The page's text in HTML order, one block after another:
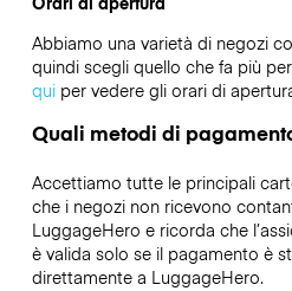
Abbiamo una varietà di negozi
quindi scegli quello che fa più
quiper vedere gli orari di
Quali metodi di
Accettiamo tutte le principali
che i negozi non ricevono
LuggageHero e ricorda che
è valida solo se il pagamento è
direttamente a LuggageHero.